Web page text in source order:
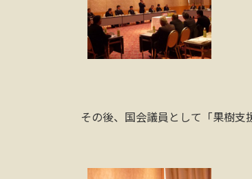
その後、国会議員として「果樹支